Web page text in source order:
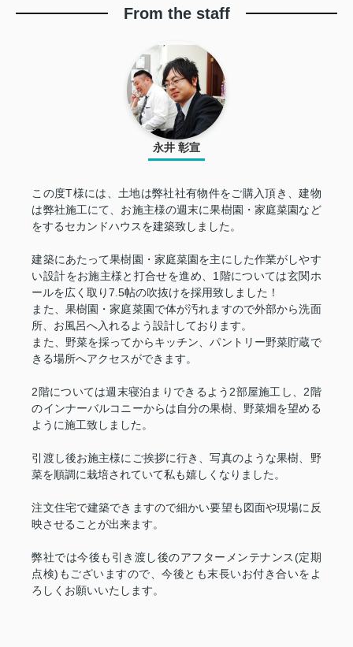
From the staff
永井 彰宣
この度T様には、土地は弊社社有物件をご購入頂き、建物
は弊社施工にて、お施主様の週末に果樹園・家庭菜園など
をするセカンドハウスを建築致しました。
建築にあたって果樹園・家庭菜園を主にした作業がしやす
い設計をお施主様と打合せを進め、1階については玄関ホ
ールを広く取り7.5帖の吹抜けを採用致しました！
また、果樹園・家庭菜園で体が汚れますので外部から洗面
所、お風呂へ入れるよう設計しております。
また、野菜を採ってからキッチン、パントリー野菜貯蔵で
きる場所へアクセスができます。
2階については週末寝泊まりできるよう2部屋施工し、2階
のインナーバルコニーからは自分の果樹、野菜畑を望める
ように施工致しました。
引渡し後お施主様にご挨拶に行き、写真のような果樹、野
菜を順調に栽培されていて私も嬉しくなりました。
注文住宅で建築できますので細かい要望も図面や現場に反
映させることが出来ます。
弊社では今後も引き渡し後のアフターメンテナンス(定期
点検)もございますので、今後とも末長いお付き合いをよ
ろしくお願いいたします。